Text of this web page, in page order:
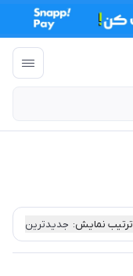
ترتیب نمایش: جدیدترین